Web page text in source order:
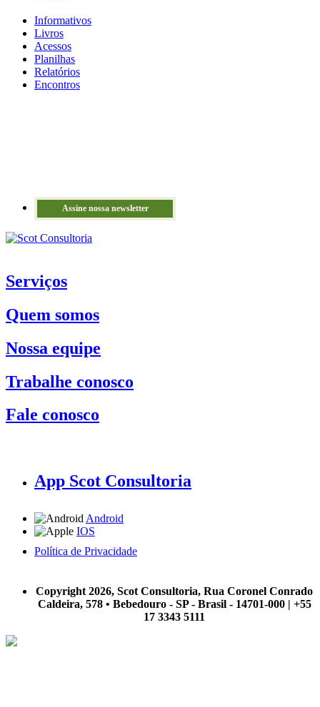
Informativos
Livros
Acessos
Planilhas
Relatórios
Encontros
Assine nossa newsletter
Serviços
Quem somos
Nossa equipe
Trabalhe conosco
Fale conosco
App Scot Consultoria
Android
IOS
Política de Privacidade
Copyright 2026, Scot Consultoria, Rua Coronel Conrado
Caldeira, 578 • Bebedouro - SP - Brasil - 14701-000 | +55
17 3343 5111